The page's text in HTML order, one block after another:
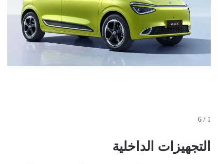
1 / 6
التجهيزات الداخلية